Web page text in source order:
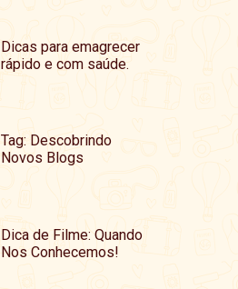
Dicas para emagrecer
rápido e com saúde.
Tag: Descobrindo
Novos Blogs
Dica de Filme: Quando
Nos Conhecemos!